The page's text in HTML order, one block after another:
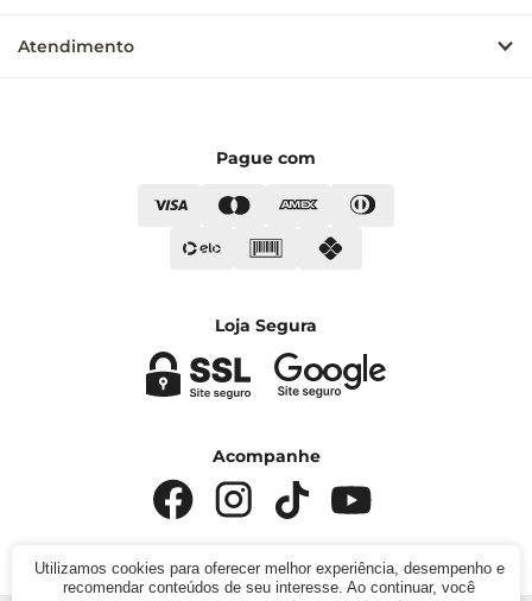
Atendimento
Pague com
Loja Segura
Acompanhe
Utilizamos cookies para oferecer melhor experiência, desempenho e
recomendar conteúdos de seu interesse. Ao continuar, você